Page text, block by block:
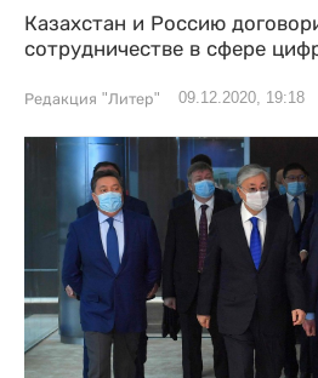
Казахстан и Россию
сотрудничестве в сфере
Редакция "Литер" 09.12.2020, 19:18